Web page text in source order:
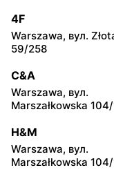
20
Carrefour
28
Carrefour
20
Carrefour
4F
Warszawa, вул.
59/258
C&A
Warszawa, вул.
Marszałkowska
H&M
Warszawa, вул.
Marszałkowska